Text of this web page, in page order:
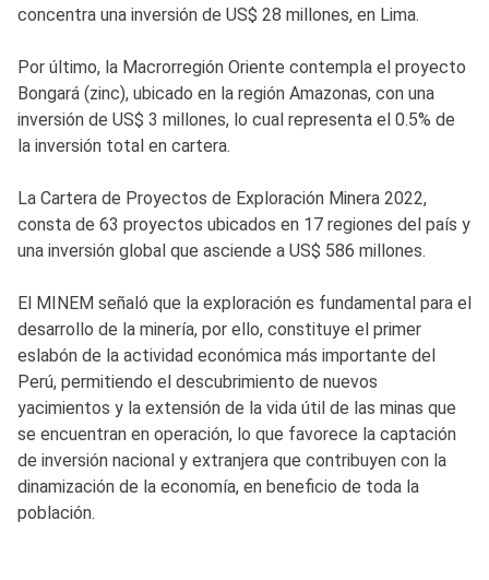
concentra una inversión de US$ 28 millones, en Lima.
Por último, la Macrorregión Oriente contempla el proyecto
Bongará (zinc), ubicado en la región Amazonas, con una
inversión de US$ 3 millones, lo cual representa el 0.5% de
la inversión total en cartera.
La Cartera de Proyectos de Exploración Minera 2022,
consta de 63 proyectos ubicados en 17 regiones del país y
una inversión global que asciende a US$ 586 millones.
El MINEM señaló que la exploración es fundamental para el
desarrollo de la minería, por ello, constituye el primer
eslabón de la actividad económica más importante del
Perú, permitiendo el descubrimiento de nuevos
yacimientos y la extensión de la vida útil de las minas que
se encuentran en operación, lo que favorece la captación
de inversión nacional y extranjera que contribuyen con la
dinamización de la economía, en beneficio de toda la
población.